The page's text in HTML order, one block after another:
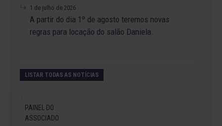
1 de julho de 2026
A partir do dia 1º de agosto teremos novas
regras para locação do salão Daniela.
LISTAR TODAS AS NOTÍCIAS
PAINEL DO
ASSOCIADO